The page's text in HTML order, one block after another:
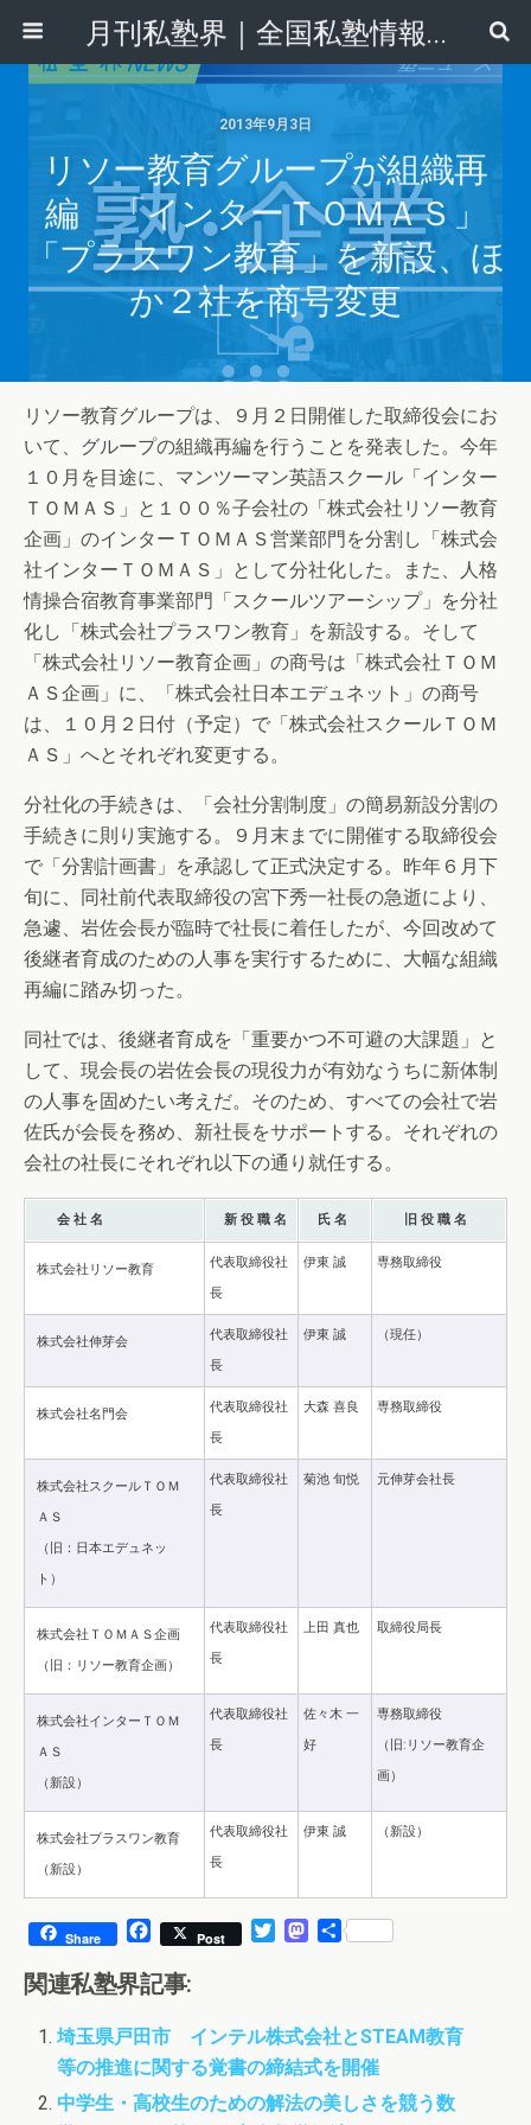
月刊私塾界｜全国私塾情報センター
2013年9月3日
リソー教育グループが組織再
編 「インターＴＯＭＡＳ」
「プラスワン教育」を新設、ほ
か２社を商号変更
リソー教育グループは、９月２日開催した取締役会にお
いて、グループの組織再編を行うことを発表した。今年
１０月を目途に、マンツーマン英語スクール「インター
ＴＯＭＡＳ」と１００％子会社の「株式会社リソー教育
企画」のインターＴＯＭＡＳ営業部門を分割し「株式会
社インターＴＯＭＡＳ」として分社化した。また、人格
情操合宿教育事業部門「スクールツアーシップ」を分社
化し「株式会社プラスワン教育」を新設する。そして
「株式会社リソー教育企画」の商号は「株式会社ＴＯＭ
ＡＳ企画」に、「株式会社日本エデュネット」の商号
は、１０月２日付（予定）で「株式会社スクールＴＯＭ
ＡＳ」へとそれぞれ変更する。
分社化の手続きは、「会社分割制度」の簡易新設分割の
手続きに則り実施する。９月末までに開催する取締役会
で「分割計画書」を承認して正式決定する。昨年６月下
旬に、同社前代表取締役の宮下秀一社長の急逝により、
急遽、岩佐会長が臨時で社長に着任したが、今回改めて
後継者育成のための人事を実行するために、大幅な組織
再編に踏み切った。
同社では、後継者育成を「重要かつ不可避の大課題」と
して、現会長の岩佐会長の現役力が有効なうちに新体制
の人事を固めたい考えだ。そのため、すべての会社で岩
佐氏が会長を務め、新社長をサポートする。それぞれの
会社の社長にそれぞれ以下の通り就任する。
会 社 名 新 役 職 名 氏 名 旧 役 職 名
株式会社リソー教育
代表取締役社
長
伊東 誠 専務取締役
株式会社伸芽会
代表取締役社
長
伊東 誠 （現任）
株式会社名門会
代表取締役社
長
大森 喜良 専務取締役
株式会社スクールＴＯＭ
ＡＳ
（旧：日本エデュネッ
ト）
代表取締役社
長
菊池 旬悦 元伸芽会社長
株式会社ＴＯＭＡＳ企画
（旧：リソー教育企画）
代表取締役社
長
上田 真也 取締役局長
株式会社インターＴＯＭ
ＡＳ
（新設）
代表取締役社
長
佐々木 一
好
専務取締役
（旧:リソー教育企
画）
株式会社プラスワン教育
（新設）
代表取締役社
長
伊東 誠 （新設）
Share
F
c
e
b
o
o
k
Post
t
e
r
M
o
d
o
n
共
関連私塾界記事:
埼玉県戸田市 インテル株式会社とSTEAM教育
等の推進に関する覚書の締結式を開催
中学生・高校生のための解法の美しさを競う数